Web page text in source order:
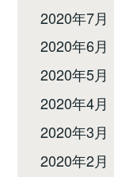
2020年7月
2020年6月
2020年5月
2020年4月
2020年3月
2020年2月